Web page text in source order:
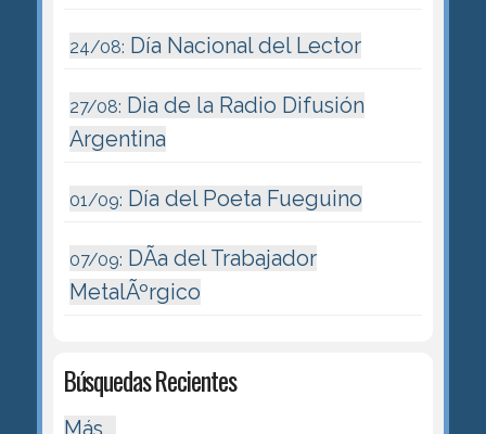
24/08: Día Nacional del Lector
27/08: Dia de la Radio Difusión
Argentina
01/09: Día del Poeta Fueguino
07/09: DÃ­a del Trabajador
MetalÃºrgico
Búsquedas Recientes
Más...